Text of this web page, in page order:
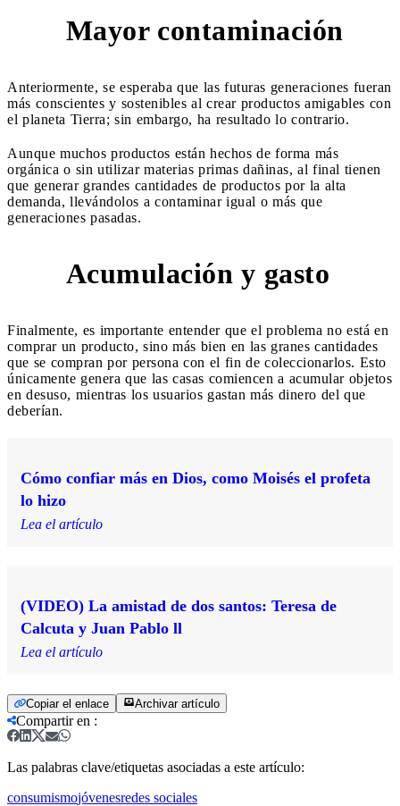
Mayor contaminación
Anteriormente, se esperaba que las futuras generaciones fueran
más conscientes y sostenibles al crear productos amigables con
el planeta Tierra; sin embargo, ha resultado lo contrario.
Aunque muchos productos están hechos de forma más
orgánica o sin utilizar materias primas dañinas, al final tienen
que generar grandes cantidades de productos por la alta
demanda, llevándolos a contaminar igual o más que
generaciones pasadas.
Acumulación y gasto
Finalmente, es importante entender que el problema no está en
comprar un producto, sino más bien en las granes cantidades
que se compran por persona con el fin de coleccionarlos. Esto
únicamente genera que las casas comiencen a acumular objetos
en desuso, mientras los usuarios gastan más dinero del que
deberían.
Cómo confiar más en Dios, como Moisés el profeta
lo hizo
Lea el artículo
(VIDEO) La amistad de dos santos: Teresa de
Calcuta y Juan Pablo ll
Lea el artículo
Copiar el enlace Archivar artículo
Compartir en :
Las palabras clave/etiquetas asociadas a este artículo:
consumismojóvenesredes sociales